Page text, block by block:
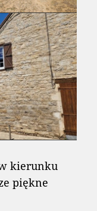
kierunku
piękne